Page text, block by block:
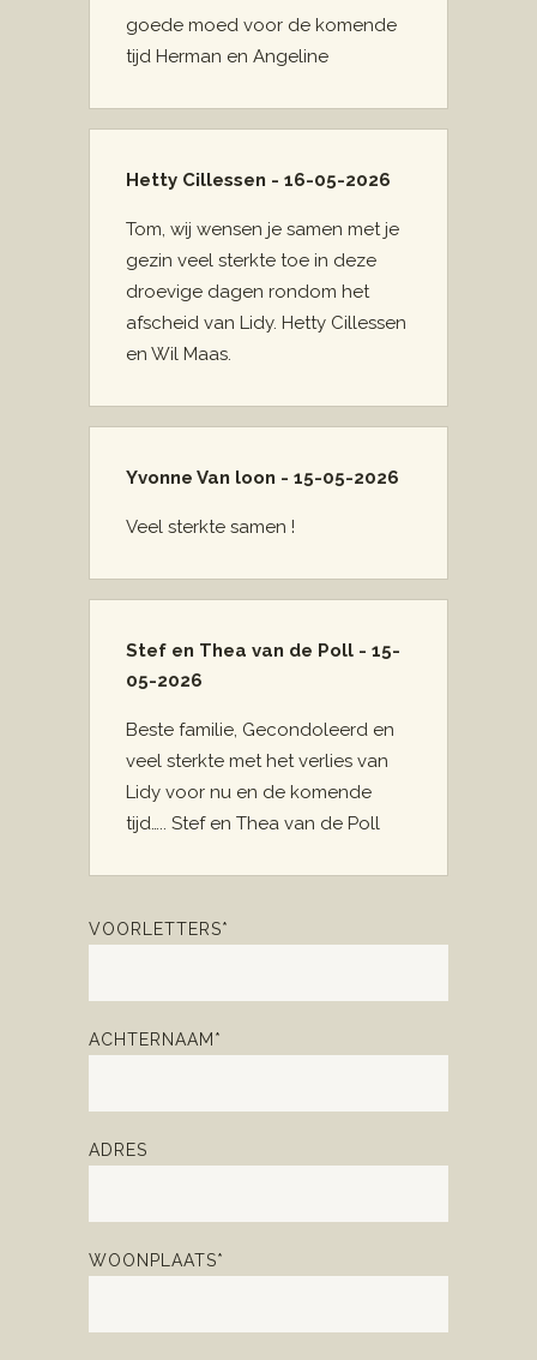
goede moed voor de komende
tijd Herman en Angeline
Hetty Cillessen - 16-05-2026
Tom, wij wensen je samen met je
gezin veel sterkte toe in deze
droevige dagen rondom het
afscheid van Lidy. Hetty Cillessen
en Wil Maas.
Yvonne Van loon - 15-05-2026
Veel sterkte samen !
Stef en Thea van de Poll - 15-
05-2026
Beste familie, Gecondoleerd en
veel sterkte met het verlies van
Lidy voor nu en de komende
tijd….. Stef en Thea van de Poll
VOORLETTERS*
ACHTERNAAM*
ADRES
WOONPLAATS*